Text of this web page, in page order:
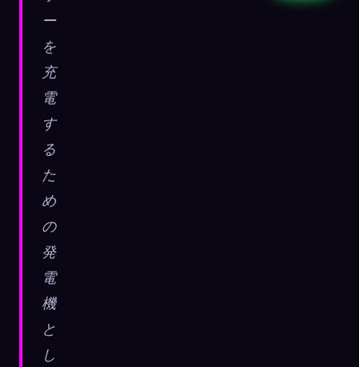
ー
を
充
電
す
る
た
め
の
発
電
機
と
し